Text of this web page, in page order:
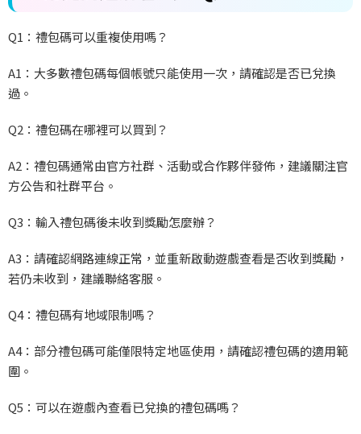
Q1：禮包碼可以重複使用嗎？
A1：大多數禮包碼每個帳號只能使用一次，請確認是否已兌換
過。
Q2：禮包碼在哪裡可以買到？
A2：禮包碼通常由官方社群、活動或合作夥伴發佈，建議關注官
方公告和社群平台。
Q3：輸入禮包碼後未收到獎勵怎麼辦？
A3：請確認網路連線正常，並重新啟動遊戲查看是否收到獎勵，
若仍未收到，建議聯絡客服。
Q4：禮包碼有地域限制嗎？
A4：部分禮包碼可能僅限特定地區使用，請確認禮包碼的適用範
圍。
Q5：可以在遊戲內查看已兌換的禮包碼嗎？